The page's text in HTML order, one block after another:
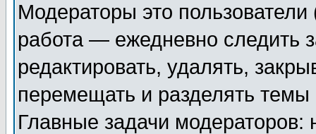
Модераторы это
работа — ежедневно следить
редактировать, удалять,
перемещать и разделять
Главные задачи